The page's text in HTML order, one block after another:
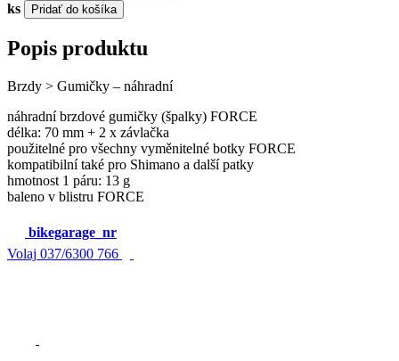
ks Pridať do košíka
Popis produktu
Brzdy > Gumičky – náhradní
náhradní brzdové gumičky (špalky) FORCE
délka: 70 mm + 2 x závlačka
použitelné pro všechny vyměnitelné botky FORCE
kompatibilní také pro Shimano a další patky
hmotnost 1 páru: 13 g
baleno v blistru FORCE
bikegarage_nr
Volaj 037/6300 766